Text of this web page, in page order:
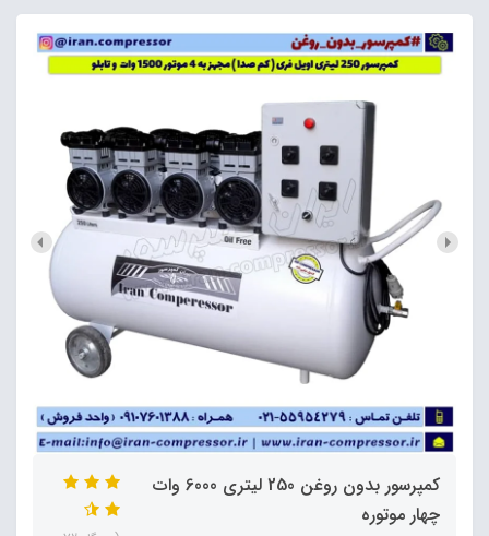
کمپرسور بدون روغن 250 لیتری 6000 وات
چهار موتوره